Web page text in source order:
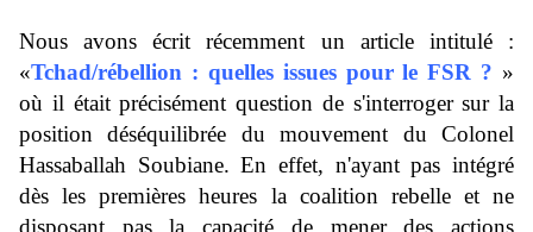
Nous avons écrit récemment un article intitulé :
«Tchad/rébellion : quelles issues pour le FSR ? »
où il était précisément question de s'interroger sur la
position déséquilibrée du mouvement du Colonel
Hassaballah Soubiane. En effet, n'ayant pas intégré
dès les premières heures la coalition rebelle et ne
disposant pas la capacité de mener des actions